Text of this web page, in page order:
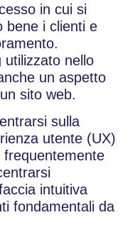
in cui si
bene i clienti e
utilizzato nello
un aspetto
sito web.
sulla
utente (UX)
intuitiva
fondamentali da